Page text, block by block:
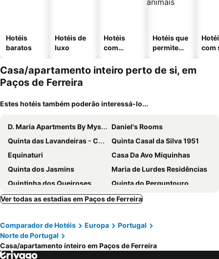
Hotéis
baratos
Hotéis de
luxo
Hotéis
com
Hotéis que
permitem
com
Casa/apartamento inteiro perto de si, em
Paços de Ferreira
Estes hotéis também poderão interessá-lo...
D. Maria Apartments By Mystay
Daniel's Rooms
Quinta das Lavandeiras - Caldas de Vizela
Quinta Casal da Silva 1951
Equinaturi
Casa Da Avo Miquinhas
Quinta dos Jasmins
Maria de Lurdes Residências
Quintinha dos Queiroses
Quinta do Perguntouro
Prestigegoldresidence 1 - Old Town
Casa Petisqueira 54 Paredes -oporto
Prestigegoldresidence 2 - Old Town
Quinta Serrado de Bouças
Apartamentos Com Historia
Green Box - be in nature with direct train to Porto
Ver todas as estadias em Paços de Ferreira
Comparador de Hotéis Europa
Portugal
Norte de Portugal
Casa/apartamento inteiro em Paços de Ferreira